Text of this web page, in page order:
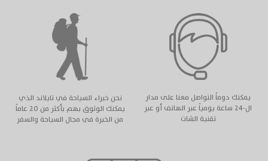
يمكنك دوماً التواصل معنا على مدار
ال-٢٤ ساعة يومياً عبر الهاتف أو عبر
تقنية الشات
نحن خبراء السياحة في تايلاند الذي
يمكنك الوثوق بهم بأكثر من ٢٠ عاماً
من الخبرة في مجال السياحة والسفر